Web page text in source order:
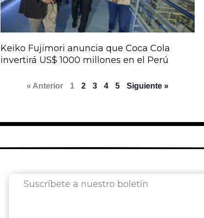
Keiko Fujimori anuncia que Coca Cola
invertirá US$ 1000 millones en el Perú
« Anterior 1 2 3 4 5 Siguiente »
Suscríbete a nuestro boletín